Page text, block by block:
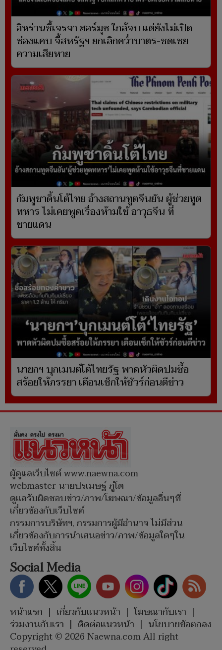
อิหร่านชี้เจรจา ฮอร์มุซ ใกล้จบ แต่ยังไม่เปิด
ช่องแคบ จี้สหรัฐฯ ยกเลิกคว่ำบาตร-ชดเชย
ความเสียหาย
กัมพูชาดิ้นโต้ไทย อ้างสถานทูตจีนยัน ผู้ช่วยทูต
ทหาร ไม่เคยพูดเรื่องห้ามใช้ อาวุธจีน ที่
ชายแดน
นายกฯ บุกเมนต์โต้ไทยรัฐ พาดหัวผิดปมซื้อ
สร้อยให้ภรรยา เตือนเช็กให้ชัวร์ก่อนตีข่าว
ผู้ดูแลเว็บไซต์ www.naewna.com
webmaster นายปรเมษฐ์ ภู่โต
ดูแลรับผิดชอบข่าว/ภาพ/โฆษณา/ข้อมูลอื่นๆที่
เกี่ยวข้องกับเว็บไซต์
กรรมการบริษัทฯ, กรรมการผู้มีอำนาจ ไม่มีส่วน
เกี่ยวข้องกับการนำเสนอข่าว/ภาพ/ข้อมูลใดๆใน
เว็บไซต์ทั้งสิ้น
Social Media
หน้าแรก | เกี่ยวกับแนวหน้า | โฆษณากับเรา |
ร่วมงานกับเรา | ติดต่อแนวหน้า | นโยบายข้อตกลง
Copyright © 2026 Naewna.com All right